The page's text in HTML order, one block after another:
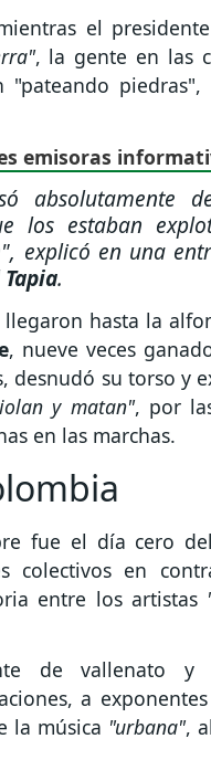
el presidente
, la gente en las
emisoras
absolutamente
los estaban
, explicó en una
.
llegaron hasta la
, nueve veces
desnudó su torso y
y matan", por
en las marchas.
fue el día cero
colectivos en
entre los artistas
de vallenato y
a
la música "urbana",